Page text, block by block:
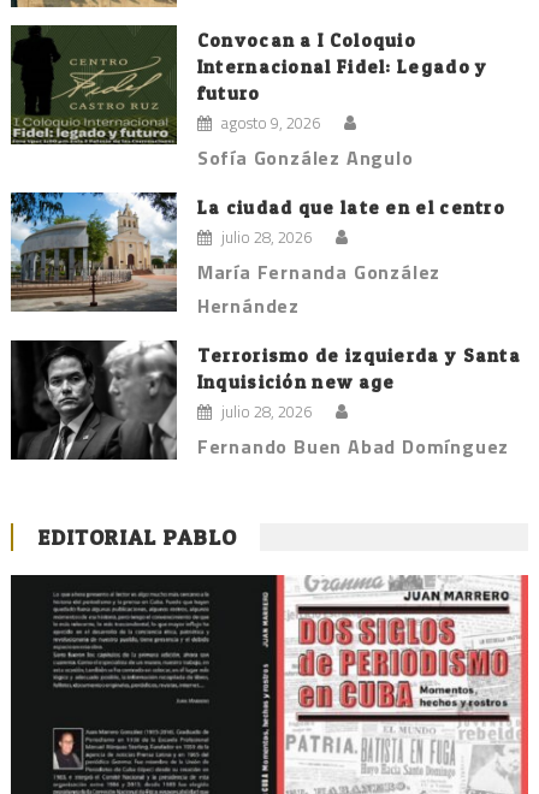
Convocan a I Coloquio
Internacional Fidel: Legado y
futuro
agosto 9, 2026
Sofía González Angulo
La ciudad que late en el centro
julio 28, 2026
María Fernanda González
Hernández
Terrorismo de izquierda y Santa
Inquisición new age
julio 28, 2026
Fernando Buen Abad Domínguez
EDITORIAL PABLO